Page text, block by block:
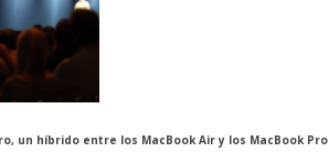
un hí­brido entre los MacBook Air y los MacBook Pro